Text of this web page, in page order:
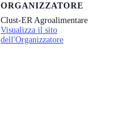
ORGANIZZATORE
Clust-ER Agroalimentare
Visualizza il sito
dell'Organizzatore